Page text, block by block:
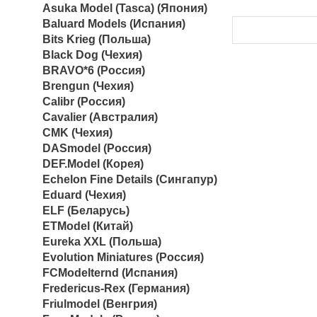
Asuka Model (Tasca) (Япония)
Baluard Models (Испания)
Bits Krieg (Польша)
Black Dog (Чехия)
BRAVO*6 (Россия)
Brengun (Чехия)
Calibr (Россия)
Cavalier (Австралия)
CMK (Чехия)
DASmodel (Россия)
DEF.Model (Корея)
Echelon Fine Details (Сингапур)
Eduard (Чехия)
ELF (Беларусь)
ETModel (Китай)
Eureka XXL (Польша)
Evolution Miniatures (Россия)
FCModelternd (Испания)
Fredericus-Rex (Германия)
Friulmodel (Венгрия)